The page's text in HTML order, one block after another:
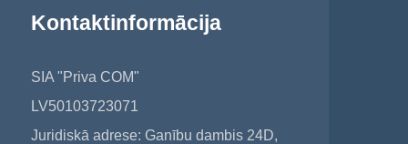
Kontaktinformācija
SIA "Priva COM"
LV50103723071
Juridiskā adrese: Ganību dambis 24D,